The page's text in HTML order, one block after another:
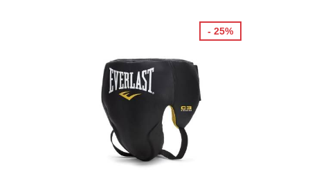
- 25%